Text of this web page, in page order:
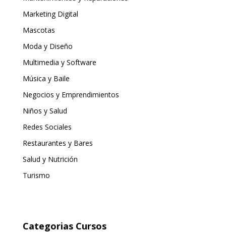
Marketing Digital
Mascotas
Moda y Diseño
Multimedia y Software
Música y Baile
Negocios y Emprendimientos
Niños y Salud
Redes Sociales
Restaurantes y Bares
Salud y Nutrición
Turismo
Categorias Cursos